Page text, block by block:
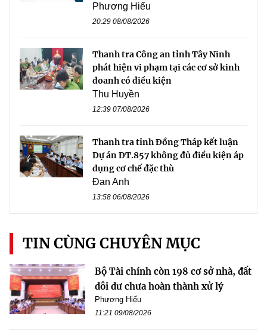
Phương Hiếu
20:29 08/08/2026
Thanh tra Công an tỉnh Tây Ninh
phát hiện vi phạm tại các cơ sở kinh
doanh có điều kiện
Thu Huyền
12:39 07/08/2026
Thanh tra tỉnh Đồng Tháp kết luận
Dự án ĐT.857 không đủ điều kiện áp
dụng cơ chế đặc thù
Đan Anh
13:58 06/08/2026
TIN CÙNG CHUYÊN MỤC
Bộ Tài chính còn 198 cơ sở nhà, đất
dôi dư chưa hoàn thành xử lý
Phương Hiếu
11:21 09/08/2026